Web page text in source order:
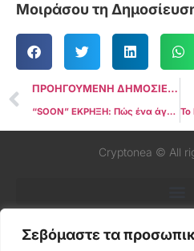
Σεβόμαστε τα
Μοιράσου τη
ΠΡΟΗΓΟΥΜΕΝΗ ΔΗΜΟΣΙΕΥΣΗ
“SOON” ΕΚΡΗΞΗ: Πώς ένα άγνωστο token έγινε το νέο crypto-θαύμα με +200% σε 7 μέρες
Cryptonea © All